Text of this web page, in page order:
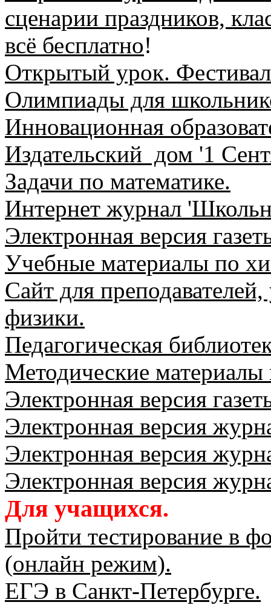
сценарии праздников,
всё бесплатно!
Открытый урок.
Олимпиады для
Инновационная
Издательский дом '1
Задачи по математике.
Интернет журнал
Электронная версия
Учебные материалы по
Сайт для
физики.
Педагогическая
Методические материалы
Электронная версия
Электронная версия
Электронная версия
Электронная версия
Для учащихся.
Пройти тестирование в
(онлайн режим).
ЕГЭ в Санкт-Петербурге.